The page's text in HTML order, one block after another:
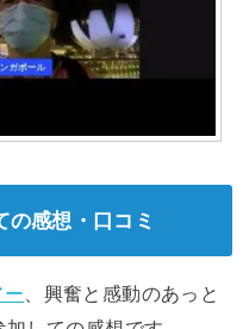
の感想・口コミ
ー 、興奮と感動のあっと